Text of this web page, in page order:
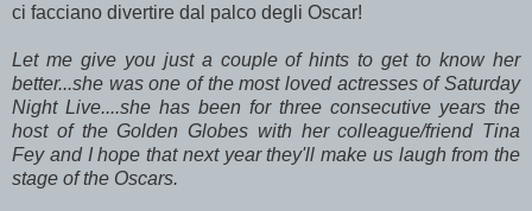
ci facciano divertire dal palco degli Oscar!
Let me give you just a couple of hints to get to know her
better...she was one of the most loved actresses of Saturday
Night Live....she has been for three consecutive years the
host of the Golden Globes with her colleague/friend Tina
Fey and I hope that next year they'll make us laugh from the
stage of the Oscars.